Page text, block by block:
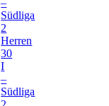
–
Südliga
2
Herren
30
I
–
Südliga